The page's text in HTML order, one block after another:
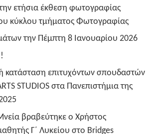
ετήσια έκθεση φωτογραφίας
κύκλου τμήματος Φωτογραφίας
την Πέμπτη 8 Ιανουαρίου 2026
κατάσταση επιτυχόντων σπουδαστών
STUDIOS στα Πανεπιστήμια της
βραβεύτηκε ο Χρήστος
Γ΄ Λυκείου στο Bridges